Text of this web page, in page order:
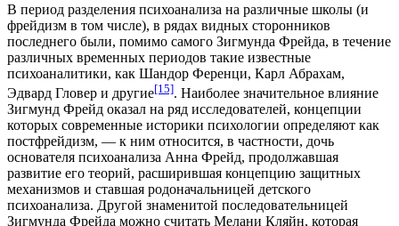
В период разделения психоанализа на различные школы (и
фрейдизм в том числе), в рядах видных сторонников
последнего были, помимо самого Зигмунда Фрейда, в течение
различных временных периодов такие известные
психоаналитики, как Шандор Ференци, Карл Абрахам,
Эдвард Гловер и другие[15]. Наиболее значительное влияние
Зигмунд Фрейд оказал на ряд исследователей, концепции
которых современные историки психологии определяют как
постфрейдизм, — к ним относится, в частности, дочь
основателя психоанализа Анна Фрейд, продолжавшая
развитие его теорий, расширившая концепцию защитных
механизмов и ставшая родоначальницей детского
психоанализа. Другой знаменитой последовательницей
Зигмунда Фрейда можно считать Мелани Кляйн, которая